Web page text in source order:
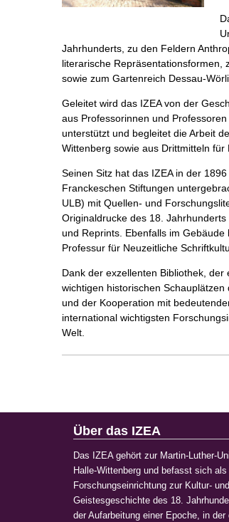
Jahrhunderts, zu den Feldern
literarische Repräsentationsformen,
sowie zum Gartenreich Dessau-
Geleitet wird das IZEA von der
aus Professorinnen und
unterstützt und begleitet die Arbeit
Wittenberg sowie aus Drittmitteln
Seinen Sitz hat das IZEA in der
Franckeschen Stiftungen
ULB) mit Quellen- und
Originaldrucke des 18.
und Reprints. Ebenfalls im
Professur für Neuzeitliche
Dank der exzellenten Bibliothek,
wichtigen historischen
und der Kooperation mit
international wichtigsten
Welt.
Über das IZEA
Das IZEA gehört zur Martin-Luther-
Halle-Wittenberg und befasst sich als
Forschungseinrichtung zur Kultur- und
Geistesgeschichte des 18.
der Aufarbeitung einer Epoche, in der